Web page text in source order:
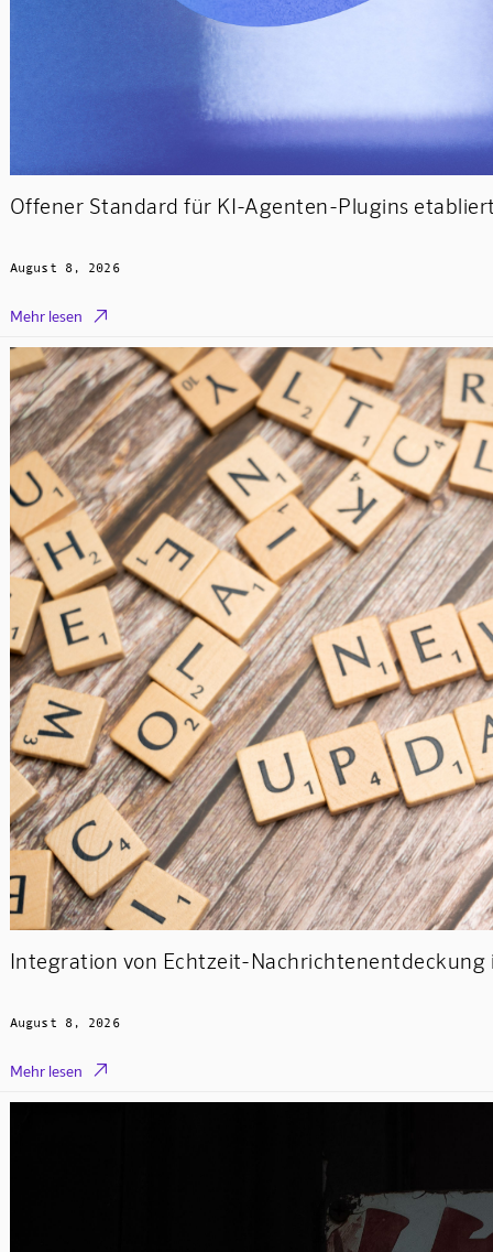
Offener Standard für KI-Agenten-Plugins
August 8, 2026
Mehr lesen 
Integration von Echtzeit-Nachrichtenentdeckung
August 8, 2026
Mehr lesen 